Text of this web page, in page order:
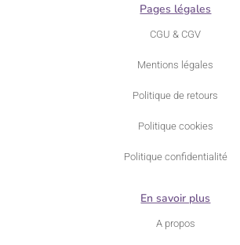
Pages légales
CGU & CGV
Mentions légales
Politique de retours
Politique cookies
Politique confidentialité
En savoir plus
A propos